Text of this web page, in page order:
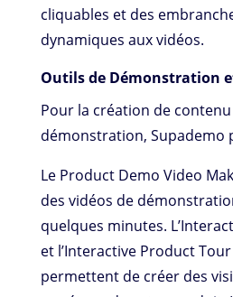
cliquables et des
dynamiques aux vidéos.
Outils de Démonstration
Pour la création de
démonstration, Supademo
Le Product Demo Video
des vidéos de
quelques minutes.
et l’Interactive Product
permettent de créer des